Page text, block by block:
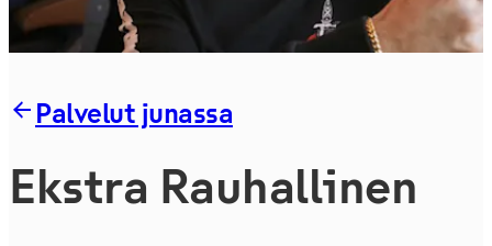
Palvelut junassa
Ekstra Rauhallinen